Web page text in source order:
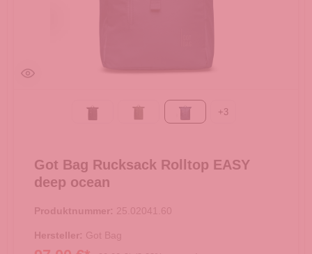
deep ocean
+3
Got Bag Rucksack Rolltop EASY
deep ocean
Produktnummer: 25.02041.60
Hersteller: Got Bag